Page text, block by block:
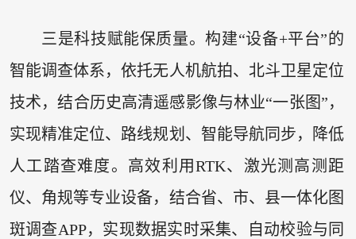
三是科技赋能保质量。构建“设备+平台”的
智能调查体系，依托无人机航拍、北斗卫星定位
技术，结合历史高清遥感影像与林业“一张图”，
实现精准定位、路线规划、智能导航同步，降低
人工踏查难度。高效利用RTK、激光测高测距
仪、角规等专业设备，结合省、市、县一体化图
斑调查APP，实现数据实时采集、自动校验与同